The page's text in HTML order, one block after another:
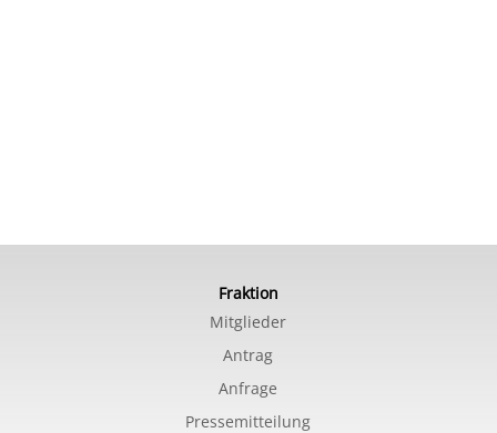
Fraktion
Mitglieder
Antrag
Anfrage
Pressemitteilung